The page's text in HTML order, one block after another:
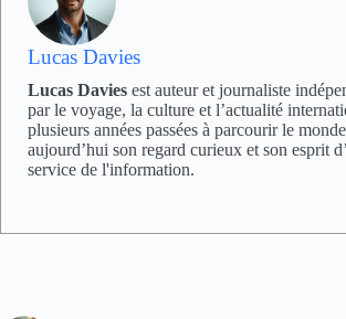
Lucas Davies
Lucas Davies est auteur et journaliste
par le voyage, la culture et l’actualité
plusieurs années passées à parcourir le
aujourd’hui son regard curieux et son esprit
service de l'information.